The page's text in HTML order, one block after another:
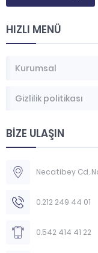
HIZLI MENÜ
Kurumsal
Gizlilik politikası
BİZE ULAŞIN
Necatibey Cd.
0.212 249 44 01
0.542 414 41 22